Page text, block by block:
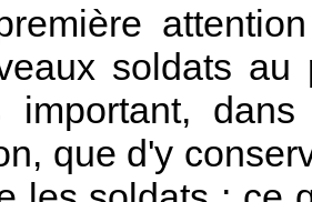
soldats
important,
que d'y